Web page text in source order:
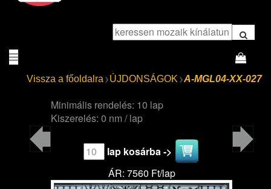
Vissza a főoldalra ÚJDONSÁGOK A-MGL04-XX-027
Minimális rendelés: 10 lap
Kiszerelés: 0 nm / lap
lap kosárba ->
ÁR: 7560 Ft/lap